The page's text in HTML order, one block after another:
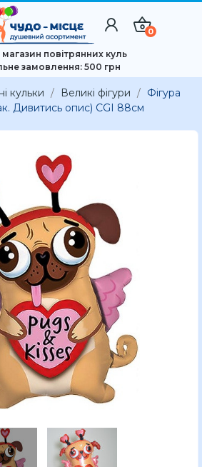
0
повітрянних куль
замовлення: 500 грн
кульки Великі фігури
Фігура
Дивитись опис) CGI 88см